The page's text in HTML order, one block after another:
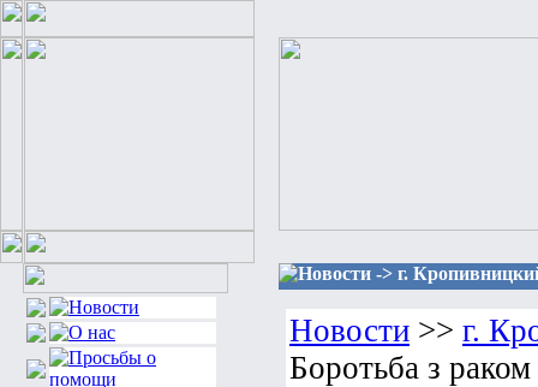
Новости -> г.
Новости >> г.
Боротьба з